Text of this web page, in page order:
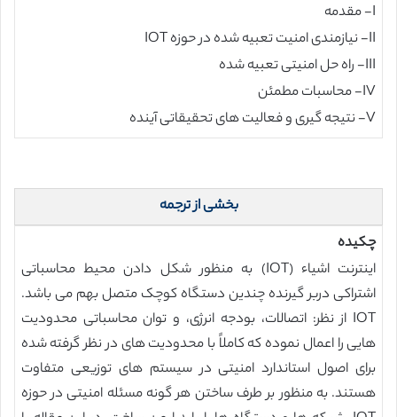
I- مقدمه
II- نیازمندی امنیت تعبیه شده در حوزه IOT
III- راه حل امنیتی تعبیه شده
IV- محاسبات مطمئن
V- نتیجه گیری و فعالیت های تحقیقاتی آینده
بخشی از ترجمه
چکیده
اینترنت اشیاء (IOT) به منظور شکل دادن محیط محاسباتی
اشتراکی دربر گیرنده چندین دستگاه کوچک متصل بهم می باشد.
IOT از نظر: اتصالات، بودجه انرژی، و توان محاسباتی محدودیت
هایی را اعمال نموده که کاملاً با محدودیت های در نظر گرفته شده
برای اصول استاندارد امنیتی در سیستم های توزیعی متفاوت
هستند. به منظور بر طرف ساختن هر گونه مسئله امنیتی در حوزه